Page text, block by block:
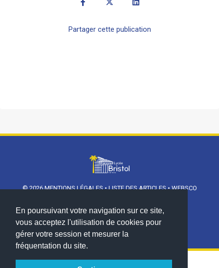
En poursuivant votre navigation sur ce site,
vous acceptez l'utilisation de cookies pour
gérer votre session et mesurer la
fréquentation du site.
Partager cette publication
© 2026MENTIONS LÉGALES•LISTE DES ARTICLES•WEBSCO